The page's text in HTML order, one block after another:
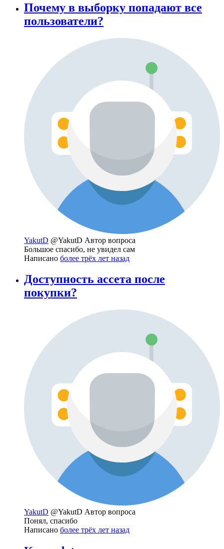
Почему в выборку попадают все
пользователи?
YakutD @YakutD Автор вопроса
Большое спасибо, не увидел сам
Написано более трёх лет назад
Доступность ассета после
покупки?
YakutD @YakutD Автор вопроса
Понял, спасибо
Написано более трёх лет назад